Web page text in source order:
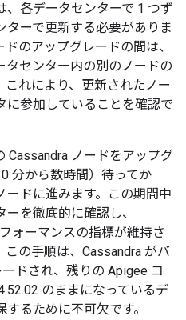
、各データセンターで 1 つず
ターで更新する必要がありま
のアップグレードの間は、
タセンター内の別のノードの
れにより、更新されたノー
に参加していることを確認で
Cassandra ノードをアップグ
分から数時間）待ってか
ードに進みます。この期間中
を徹底的に確認し、
ォーマンスの指標が維持さ
の手順は、Cassandra がバ
ドされ、残りの Apigee コ
のままになっているデ
るために不可欠です。